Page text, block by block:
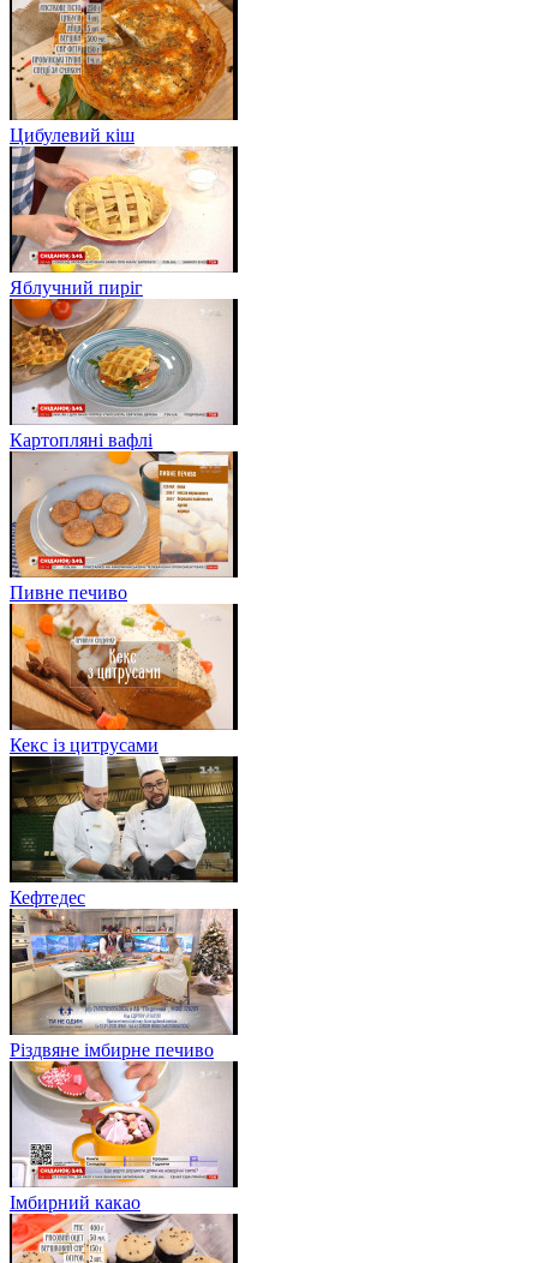
Цибулевий кіш
Яблучний пиріг
Картопляні вафлі
Пивне печиво
Кекс із цитрусами
Кефтедес
Різдвяне імбирне печиво
Імбирний какао